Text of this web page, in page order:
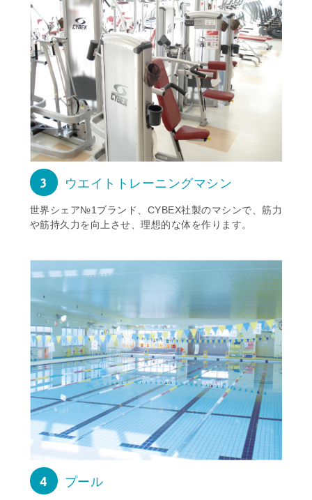
3 ウエイトトレーニングマシン
世界シェア№1ブランド、CYBEX社製のマシンで、筋力
や筋持久力を向上させ、理想的な体を作ります。
4 プール